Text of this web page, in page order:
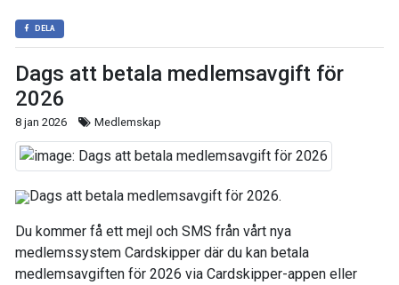
DELA
Dags att betala medlemsavgift för
2026
8 jan 2026 Medlemskap
Dags att betala medlemsavgift för 2026.
Du kommer få ett mejl och SMS från vårt nya
medlemssystem Cardskipper där du kan betala
medlemsavgiften för 2026 via Cardskipper-appen eller